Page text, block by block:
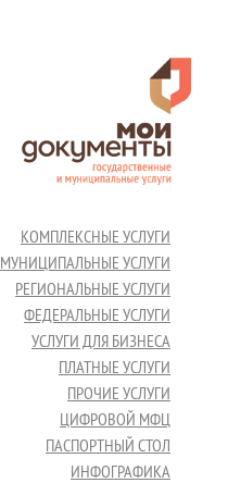
КОМПЛЕКСНЫЕ УСЛУГИ
МУНИЦИПАЛЬНЫЕ УСЛУГИ
РЕГИОНАЛЬНЫЕ УСЛУГИ
ФЕДЕРАЛЬНЫЕ УСЛУГИ
УСЛУГИ ДЛЯ БИЗНЕСА
ПЛАТНЫЕ УСЛУГИ
ПРОЧИЕ УСЛУГИ
ЦИФРОВОЙ МФЦ
ПАСПОРТНЫЙ СТОЛ
ИНФОГРАФИКА